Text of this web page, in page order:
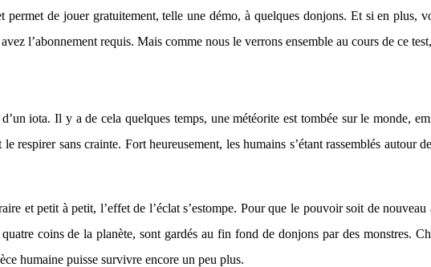
de jouer gratuitement, telle une démo, à quelques donjons. Et si en plus,
l’abonnement requis. Mais comme nous le verrons ensemble au cours de ce
iota. Il y a de cela quelques temps, une météorite est tombée sur le monde,
respirer sans crainte. Fort heureusement, les humains s’étant rassemblés
et petit à petit, l’effet de l’éclat s’estompe. Pour que le pouvoir soit de
coins de la planète, sont gardés au fin fond de donjons par des monstres.
humaine puisse survivre encore un peu plus.